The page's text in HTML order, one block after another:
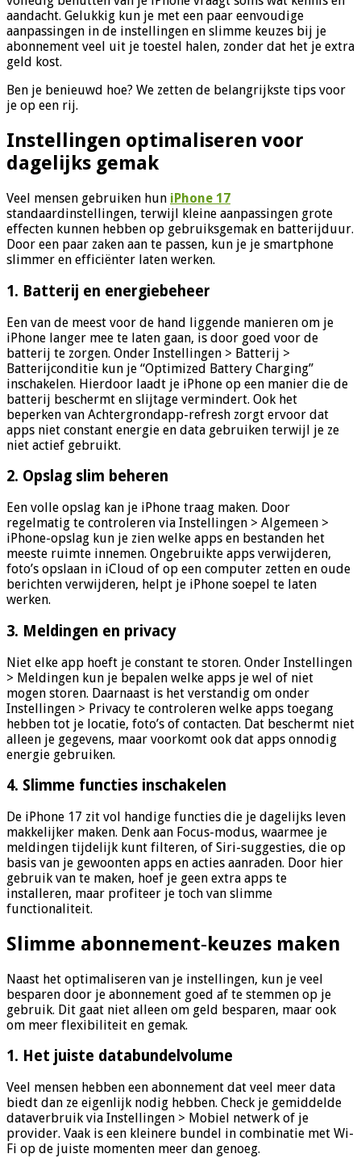
aandacht. Gelukkig kun je met een paar eenvoudige
aanpassingen in de instellingen en slimme keuzes bij je
abonnement veel uit je toestel halen, zonder dat het je extra
geld kost.
Ben je benieuwd hoe? We zetten de belangrijkste tips voor
je op een rij.
Instellingen optimaliseren voor
dagelijks gemak
Veel mensen gebruiken hun iPhone 17
standaardinstellingen, terwijl kleine aanpassingen grote
effecten kunnen hebben op gebruiksgemak en batterijduur.
Door een paar zaken aan te passen, kun je je smartphone
slimmer en efficiënter laten werken.
1. Batterij en energiebeheer
Een van de meest voor de hand liggende manieren om je
iPhone langer mee te laten gaan, is door goed voor de
batterij te zorgen. Onder Instellingen > Batterij >
Batterijconditie kun je “Optimized Battery Charging”
inschakelen. Hierdoor laadt je iPhone op een manier die de
batterij beschermt en slijtage vermindert. Ook het
beperken van Achtergrondapp-refresh zorgt ervoor dat
apps niet constant energie en data gebruiken terwijl je ze
niet actief gebruikt.
2. Opslag slim beheren
Een volle opslag kan je iPhone traag maken. Door
regelmatig te controleren via Instellingen > Algemeen >
iPhone-opslag kun je zien welke apps en bestanden het
meeste ruimte innemen. Ongebruikte apps verwijderen,
foto’s opslaan in iCloud of op een computer zetten en oude
berichten verwijderen, helpt je iPhone soepel te laten
werken.
3. Meldingen en privacy
Niet elke app hoeft je constant te storen. Onder Instellingen
> Meldingen kun je bepalen welke apps je wel of niet
mogen storen. Daarnaast is het verstandig om onder
Instellingen > Privacy te controleren welke apps toegang
hebben tot je locatie, foto’s of contacten. Dat beschermt niet
alleen je gegevens, maar voorkomt ook dat apps onnodig
energie gebruiken.
4. Slimme functies inschakelen
De iPhone 17 zit vol handige functies die je dagelijks leven
makkelijker maken. Denk aan Focus-modus, waarmee je
meldingen tijdelijk kunt filteren, of Siri-suggesties, die op
basis van je gewoonten apps en acties aanraden. Door hier
gebruik van te maken, hoef je geen extra apps te
installeren, maar profiteer je toch van slimme
functionaliteit.
Slimme abonnement‑keuzes maken
Naast het optimaliseren van je instellingen, kun je veel
besparen door je abonnement goed af te stemmen op je
gebruik. Dit gaat niet alleen om geld besparen, maar ook
om meer flexibiliteit en gemak.
1. Het juiste databundelvolume
Veel mensen hebben een abonnement dat veel meer data
biedt dan ze eigenlijk nodig hebben. Check je gemiddelde
dataverbruik via Instellingen > Mobiel netwerk of je
provider. Vaak is een kleinere bundel in combinatie met Wi-
Fi op de juiste momenten meer dan genoeg.